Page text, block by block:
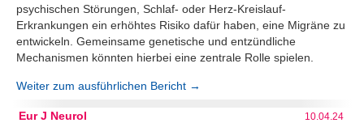
psychischen Störungen, Schlaf- oder Herz-Kreislauf-
Erkrankungen ein erhöhtes Risiko dafür haben, eine Migräne zu
entwickeln. Gemeinsame genetische und entzündliche
Mechanismen könnten hierbei eine zentrale Rolle spielen.
Weiter zum ausführlichen Bericht →
Eur J Neurol 10.04.24